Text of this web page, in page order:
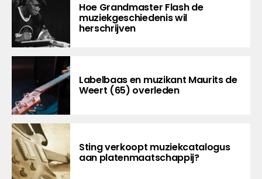
Hoe Grandmaster Flash de
muziekgeschiedenis wil
herschrijven
Labelbaas en muzikant Maurits de
Weert (65) overleden
Sting verkoopt muziekcatalogus
aan platenmaatschappij?